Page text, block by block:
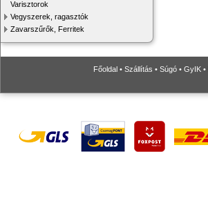
Varisztorok
Vegyszerek, ragasztók
Zavarszűrők, Ferritek
Főoldal • Szállítás • Súgó • GyIK •